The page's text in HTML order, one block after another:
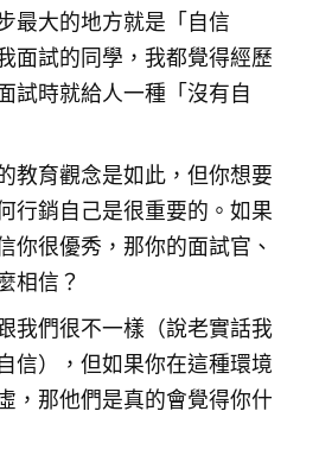
最大的地方就是「自信
面試的同學，我都覺得經歷
試時就給人一種「沒有自
教育觀念是如此，但你想要
行銷自己是很重要的。如果
你很優秀，那你的面試官、
相信？
我們很不一樣（說老實話我
信），但如果你在這種環境
，那他們是真的會覺得你什